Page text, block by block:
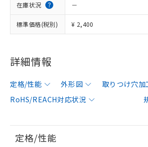
在庫状況 －
標準価格(税別) ¥ 2,400
詳細情報
定格/性能 外形図 取りつけ穴加
RoHS/REACH対応状況
定格/性能